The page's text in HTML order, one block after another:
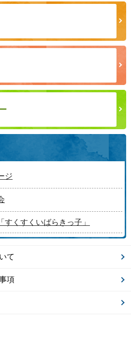
ジ
すくすくいばらきっ子」
て
項